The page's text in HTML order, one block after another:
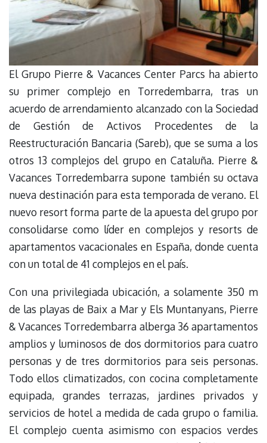
El Grupo Pierre & Vacances Center Parcs ha abierto
su primer complejo en Torredembarra, tras un
acuerdo de arrendamiento alcanzado con la Sociedad
de Gestión de Activos Procedentes de la
Reestructuración Bancaria (Sareb), que se suma a los
otros 13 complejos del grupo en Cataluña. Pierre &
Vacances Torredembarra supone también su octava
nueva destinación para esta temporada de verano. El
nuevo resort forma parte de la apuesta del grupo por
consolidarse como líder en complejos y resorts de
apartamentos vacacionales en España, donde cuenta
con un total de 41 complejos en el país.
Con una privilegiada ubicación, a solamente 350 m
de las playas de Baix a Mar y Els Muntanyans, Pierre
& Vacances Torredembarra alberga 36 apartamentos
amplios y luminosos de dos dormitorios para cuatro
personas y de tres dormitorios para seis personas.
Todo ellos climatizados, con cocina completamente
equipada, grandes terrazas, jardines privados y
servicios de hotel a medida de cada grupo o familia.
El complejo cuenta asimismo con espacios verdes